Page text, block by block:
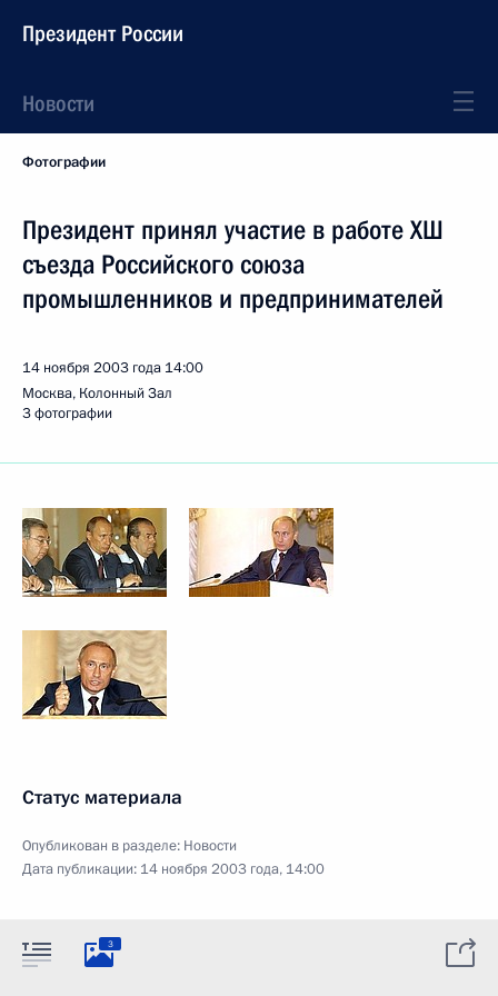
Президент России
Новости
Фотографии
Президент принял участие в работе ХШ
съезда Российского союза
промышленников и предпринимателей
14 ноября 2003 года 14:00
Москва, Колонный Зал
3 фотографии
Статус материала
Опубликован в разделе: Новости
Дата публикации: 14 ноября 2003 года, 14:00
3